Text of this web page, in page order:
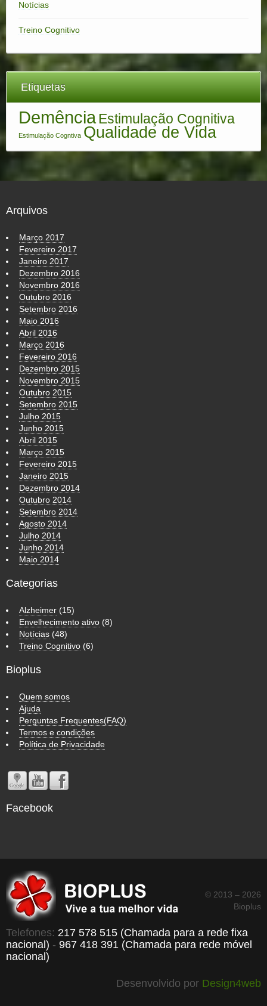
Notícias
Treino Cognitivo
Etiquetas
DemênciaEstimulação Cognitiva
Estimulação Cogntiva Qualidade de Vida
Arquivos
Março 2017
Fevereiro 2017
Janeiro 2017
Dezembro 2016
Novembro 2016
Outubro 2016
Setembro 2016
Maio 2016
Abril 2016
Março 2016
Fevereiro 2016
Dezembro 2015
Novembro 2015
Outubro 2015
Setembro 2015
Julho 2015
Junho 2015
Abril 2015
Março 2015
Fevereiro 2015
Janeiro 2015
Dezembro 2014
Outubro 2014
Setembro 2014
Agosto 2014
Julho 2014
Junho 2014
Maio 2014
Categorias
Alzheimer (15)
Envelhecimento ativo (8)
Notícias (48)
Treino Cognitivo (6)
Bioplus
Quem somos
Ajuda
Perguntas Frequentes(FAQ)
Termos e condições
Política de Privacidade
Facebook
© 2013 – 2026
Bioplus
Telefones: 217 578 515 (Chamada para a rede fixa
nacional) - 967 418 391 (Chamada para rede móvel
nacional)
Desenvolvido por Design4web